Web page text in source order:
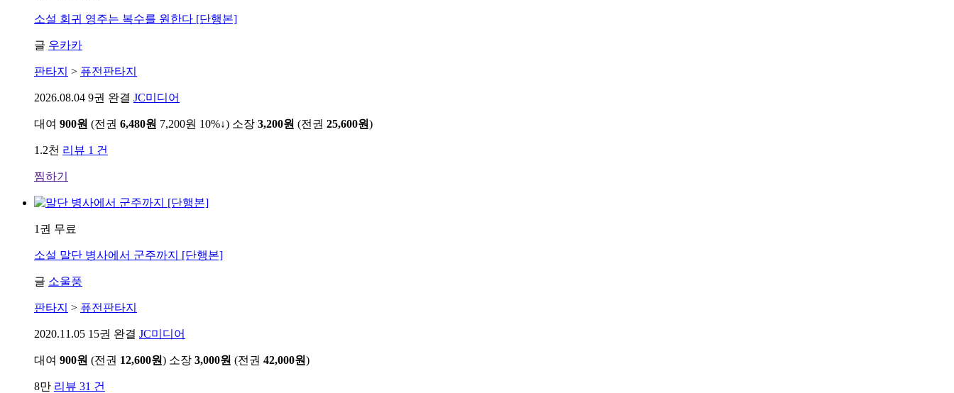
소설 회귀 영주는 복수를 원한다 [단행본]
글 우카카
판타지 > 퓨전판타지
2026.08.04 9권 완결 JC미디어
대여 900원 (전권 6,480원 7,200원 10%↓) 소장 3,200원 (전권 25,600원)
1.2천 리뷰 1 건
찜하기
1권 무료
소설 말단 병사에서 군주까지 [단행본]
글 소울풍
판타지 > 퓨전판타지
2020.11.05 15권 완결 JC미디어
대여 900원 (전권 12,600원) 소장 3,000원 (전권 42,000원)
8만 리뷰 31 건